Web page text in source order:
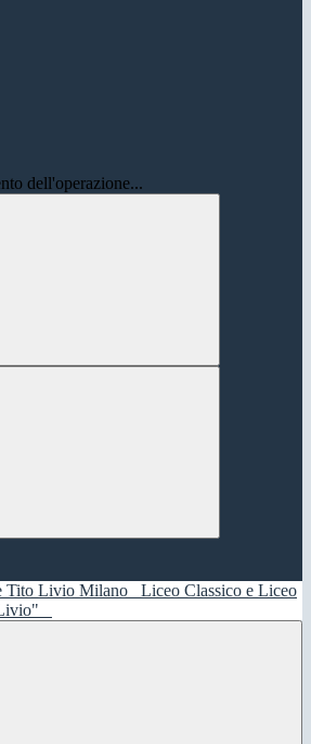
dell'operazione...
Liceo Classico e Liceo